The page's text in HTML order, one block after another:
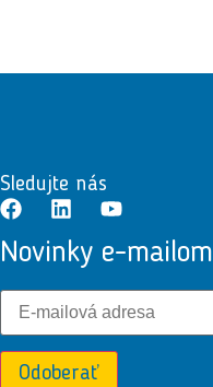
Sledujte nás
Novinky e-mailom
Odoberať